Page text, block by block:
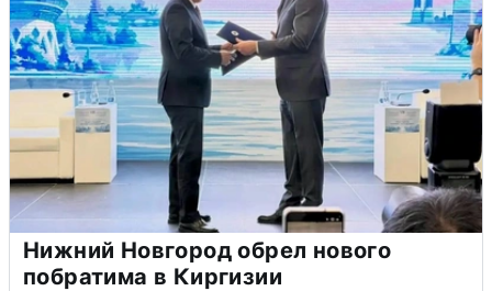
Нижний Новгород обрел нового
побратима в Киргизии